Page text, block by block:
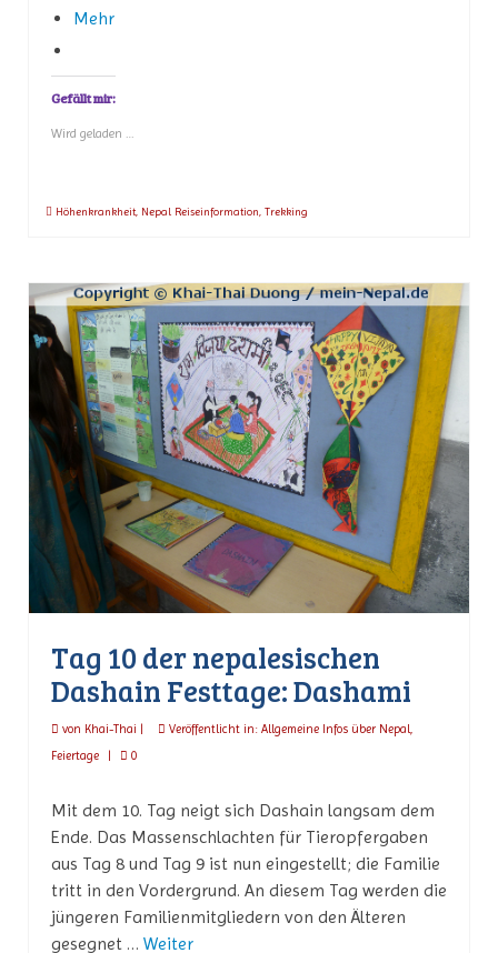
Mehr
Gefällt mir:
Wird geladen …
Höhenkrankheit, Nepal Reiseinformation, Trekking
Tag 10 der nepalesischen
Dashain Festtage: Dashami
von Khai-Thai | Veröffentlicht in: Allgemeine Infos über Nepal
Feiertage
| 0
Mit dem 10. Tag neigt sich Dashain langsam dem
Ende. Das Massenschlachten für Tieropfergaben
aus Tag 8 und Tag 9 ist nun eingestellt; die Familie
tritt in den Vordergrund. An diesem Tag werden die
jüngeren Familienmitgliedern von den Älteren
gesegnet … Weiter